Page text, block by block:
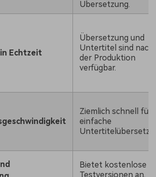
Übersetzung.
Echtzeit
Übersetzung und
Untertitel sind nach
der Produktion
verfügbar.
Ziemlich schnell für
einfache
Bietet kostenlose
Testversionen an.